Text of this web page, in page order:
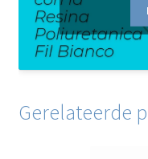
Gerelateerde